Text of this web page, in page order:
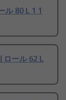
ル 80 L 1 1
ール 62 L